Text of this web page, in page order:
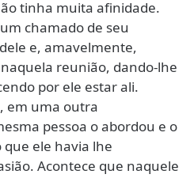
tinha muita afinidade.
chamado de seu
e, amavelmente,
reunião, dando-lhe
por ele estar ali.
uma outra
pessoa o abordou e o
ele havia lhe
Acontece que naquele